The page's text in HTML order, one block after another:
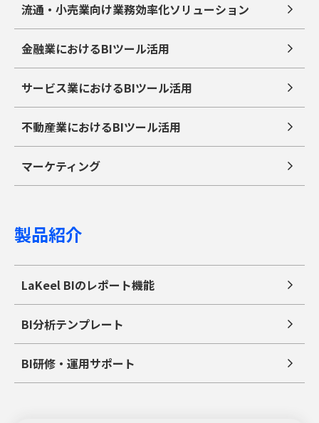
流通・小売業向け業務効率化ソリューション
金融業におけるBIツール活用
サービス業におけるBIツール活用
不動産業におけるBIツール活用
マーケティング
製品紹介
LaKeel BIのレポート機能
BI分析テンプレート
BI研修・運用サポート